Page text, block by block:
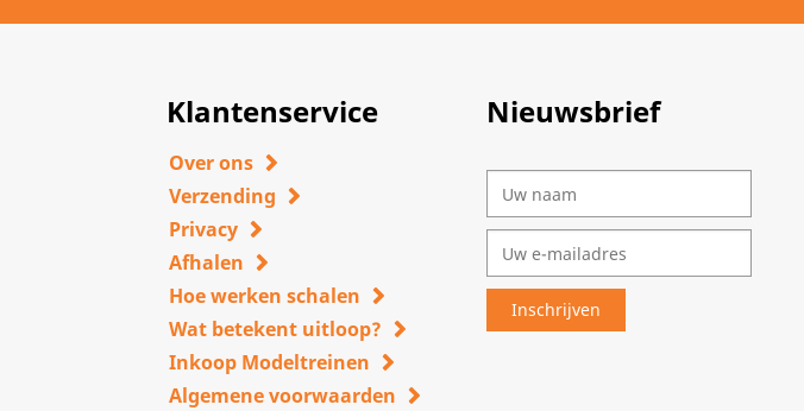
Klantenservice
Over ons
Verzending
Privacy
Afhalen
Hoe werken schalen
Wat betekent uitloop?
Inkoop Modeltreinen
Algemene voorwaarden
Nieuwsbrief